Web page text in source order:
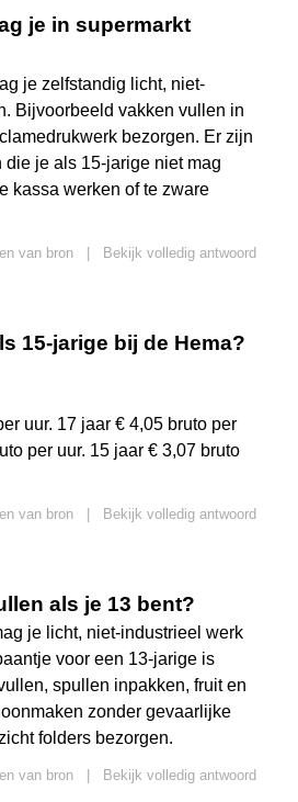
je in supermarkt
je zelfstandig licht, niet-
Bijvoorbeeld vakken vullen in
bezorgen. Er zijn
je als 15-jarige niet mag
kassa werken of te zware
van bron
Bekijk volledig antwoord
15-jarige bij de Hema?
uur. 17 jaar € 4,05 bruto per
per uur. 15 jaar € 3,07 bruto
van bron
Bekijk volledig antwoord
als je 13 bent?
je licht, niet-industrieel werk
voor een 13-jarige is
spullen inpakken, fruit en
zonder gevaarlijke
folders bezorgen.
van bron
Bekijk volledig antwoord